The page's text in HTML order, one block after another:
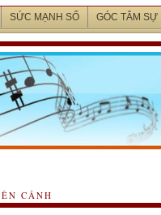
SỨC MẠNH SỐ GÓC TÂM SỰ
CẢNH